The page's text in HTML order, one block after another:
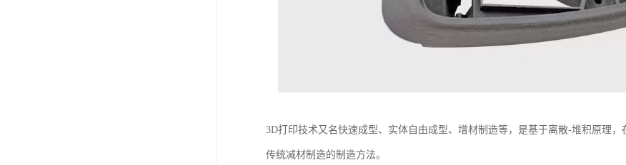
3D打印技术又名快速成型、实体自由成型、增材制造等，是基于离散-堆积原理
传统减材制造的制造方法。